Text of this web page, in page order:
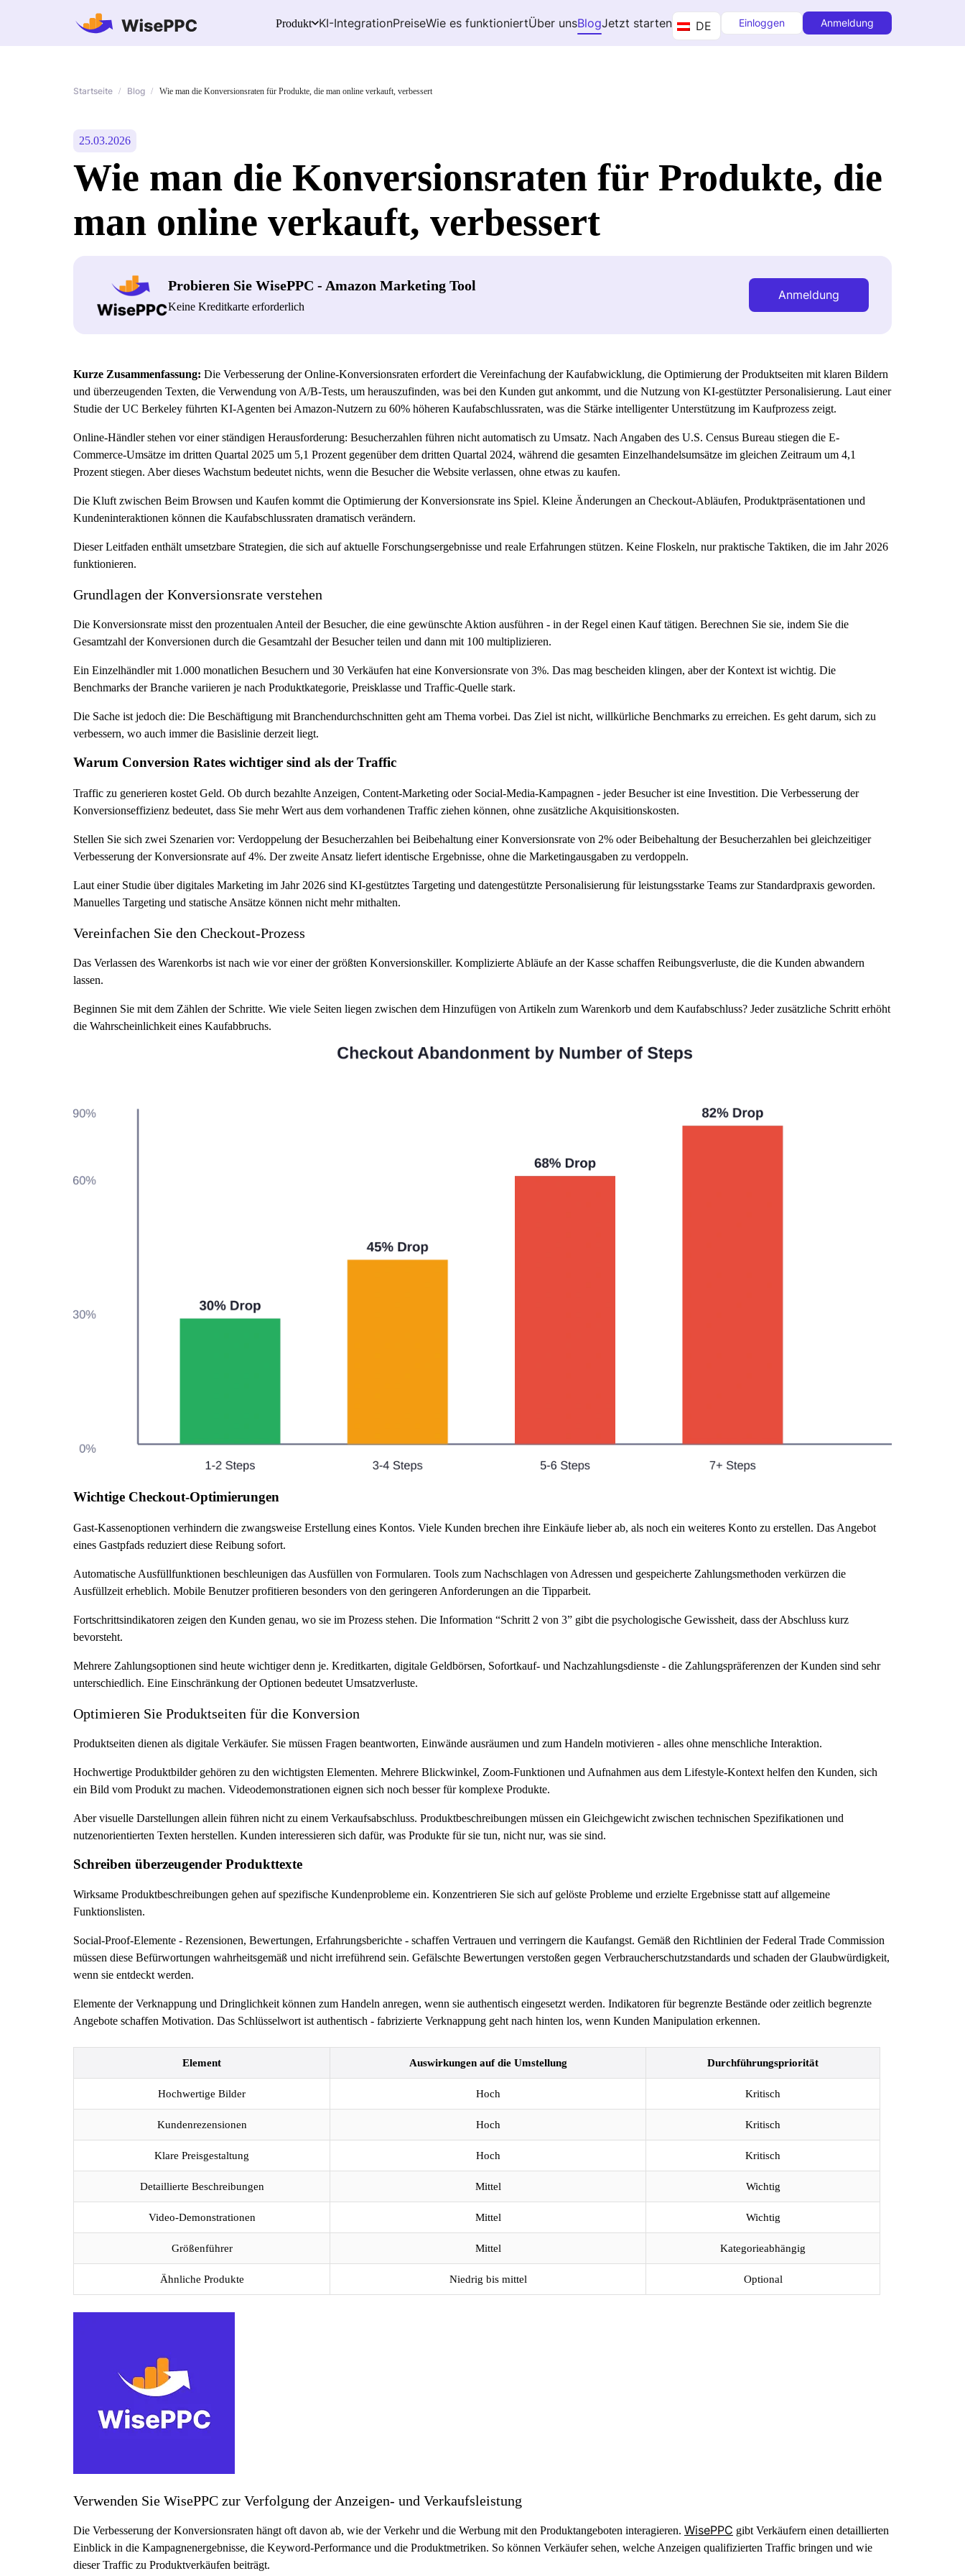
Produkt KI-IntegrationPreiseWie es funktioniertÜber unsBlogJetzt starten DE Einloggen Anmeldung
Startseite / Blog / Wie man die Konversionsraten für Produkte, die man online verkauft, verbessert
25.03.2026
Wie man die Konversionsraten für Produkte, die
man online verkauft, verbessert
Probieren Sie WisePPC - Amazon Marketing Tool
Keine Kreditkarte erforderlich
Anmeldung
Kurze Zusammenfassung: Die Verbesserung der Online-Konversionsraten erfordert die Vereinfachung der Kaufabwicklung, die Optimierung der Produktseiten mit klaren Bildern
und überzeugenden Texten, die Verwendung von A/B-Tests, um herauszufinden, was bei den Kunden gut ankommt, und die Nutzung von KI-gestützter Personalisierung. Laut einer
Studie der UC Berkeley führten KI-Agenten bei Amazon-Nutzern zu 60% höheren Kaufabschlussraten, was die Stärke intelligenter Unterstützung im Kaufprozess zeigt.
Online-Händler stehen vor einer ständigen Herausforderung: Besucherzahlen führen nicht automatisch zu Umsatz. Nach Angaben des U.S. Census Bureau stiegen die E-
Commerce-Umsätze im dritten Quartal 2025 um 5,1 Prozent gegenüber dem dritten Quartal 2024, während die gesamten Einzelhandelsumsätze im gleichen Zeitraum um 4,1
Prozent stiegen. Aber dieses Wachstum bedeutet nichts, wenn die Besucher die Website verlassen, ohne etwas zu kaufen.
Die Kluft zwischen Beim Browsen und Kaufen kommt die Optimierung der Konversionsrate ins Spiel. Kleine Änderungen an Checkout-Abläufen, Produktpräsentationen und
Kundeninteraktionen können die Kaufabschlussraten dramatisch verändern.
Dieser Leitfaden enthält umsetzbare Strategien, die sich auf aktuelle Forschungsergebnisse und reale Erfahrungen stützen. Keine Floskeln, nur praktische Taktiken, die im Jahr 2026
funktionieren.
Grundlagen der Konversionsrate verstehen
Die Konversionsrate misst den prozentualen Anteil der Besucher, die eine gewünschte Aktion ausführen - in der Regel einen Kauf tätigen. Berechnen Sie sie, indem Sie die
Gesamtzahl der Konversionen durch die Gesamtzahl der Besucher teilen und dann mit 100 multiplizieren.
Ein Einzelhändler mit 1.000 monatlichen Besuchern und 30 Verkäufen hat eine Konversionsrate von 3%. Das mag bescheiden klingen, aber der Kontext ist wichtig. Die
Benchmarks der Branche variieren je nach Produktkategorie, Preisklasse und Traffic-Quelle stark.
Die Sache ist jedoch die: Die Beschäftigung mit Branchendurchschnitten geht am Thema vorbei. Das Ziel ist nicht, willkürliche Benchmarks zu erreichen. Es geht darum, sich zu
verbessern, wo auch immer die Basislinie derzeit liegt.
Warum Conversion Rates wichtiger sind als der Traffic
Traffic zu generieren kostet Geld. Ob durch bezahlte Anzeigen, Content-Marketing oder Social-Media-Kampagnen - jeder Besucher ist eine Investition. Die Verbesserung der
Konversionseffizienz bedeutet, dass Sie mehr Wert aus dem vorhandenen Traffic ziehen können, ohne zusätzliche Akquisitionskosten.
Stellen Sie sich zwei Szenarien vor: Verdoppelung der Besucherzahlen bei Beibehaltung einer Konversionsrate von 2% oder Beibehaltung der Besucherzahlen bei gleichzeitiger
Verbesserung der Konversionsrate auf 4%. Der zweite Ansatz liefert identische Ergebnisse, ohne die Marketingausgaben zu verdoppeln.
Laut einer Studie über digitales Marketing im Jahr 2026 sind KI-gestütztes Targeting und datengestützte Personalisierung für leistungsstarke Teams zur Standardpraxis geworden.
Manuelles Targeting und statische Ansätze können nicht mehr mithalten.
Vereinfachen Sie den Checkout-Prozess
Das Verlassen des Warenkorbs ist nach wie vor einer der größten Konversionskiller. Komplizierte Abläufe an der Kasse schaffen Reibungsverluste, die die Kunden abwandern
lassen.
Beginnen Sie mit dem Zählen der Schritte. Wie viele Seiten liegen zwischen dem Hinzufügen von Artikeln zum Warenkorb und dem Kaufabschluss? Jeder zusätzliche Schritt erhöht
die Wahrscheinlichkeit eines Kaufabbruchs.
Wichtige Checkout-Optimierungen
Gast-Kassenoptionen verhindern die zwangsweise Erstellung eines Kontos. Viele Kunden brechen ihre Einkäufe lieber ab, als noch ein weiteres Konto zu erstellen. Das Angebot
eines Gastpfads reduziert diese Reibung sofort.
Automatische Ausfüllfunktionen beschleunigen das Ausfüllen von Formularen. Tools zum Nachschlagen von Adressen und gespeicherte Zahlungsmethoden verkürzen die
Ausfüllzeit erheblich. Mobile Benutzer profitieren besonders von den geringeren Anforderungen an die Tipparbeit.
Fortschrittsindikatoren zeigen den Kunden genau, wo sie im Prozess stehen. Die Information “Schritt 2 von 3” gibt die psychologische Gewissheit, dass der Abschluss kurz
bevorsteht.
Mehrere Zahlungsoptionen sind heute wichtiger denn je. Kreditkarten, digitale Geldbörsen, Sofortkauf- und Nachzahlungsdienste - die Zahlungspräferenzen der Kunden sind sehr
unterschiedlich. Eine Einschränkung der Optionen bedeutet Umsatzverluste.
Optimieren Sie Produktseiten für die Konversion
Produktseiten dienen als digitale Verkäufer. Sie müssen Fragen beantworten, Einwände ausräumen und zum Handeln motivieren - alles ohne menschliche Interaktion.
Hochwertige Produktbilder gehören zu den wichtigsten Elementen. Mehrere Blickwinkel, Zoom-Funktionen und Aufnahmen aus dem Lifestyle-Kontext helfen den Kunden, sich
ein Bild vom Produkt zu machen. Videodemonstrationen eignen sich noch besser für komplexe Produkte.
Aber visuelle Darstellungen allein führen nicht zu einem Verkaufsabschluss. Produktbeschreibungen müssen ein Gleichgewicht zwischen technischen Spezifikationen und
nutzenorientierten Texten herstellen. Kunden interessieren sich dafür, was Produkte für sie tun, nicht nur, was sie sind.
Schreiben überzeugender Produkttexte
Wirksame Produktbeschreibungen gehen auf spezifische Kundenprobleme ein. Konzentrieren Sie sich auf gelöste Probleme und erzielte Ergebnisse statt auf allgemeine
Funktionslisten.
Social-Proof-Elemente - Rezensionen, Bewertungen, Erfahrungsberichte - schaffen Vertrauen und verringern die Kaufangst. Gemäß den Richtlinien der Federal Trade Commission
müssen diese Befürwortungen wahrheitsgemäß und nicht irreführend sein. Gefälschte Bewertungen verstoßen gegen Verbraucherschutzstandards und schaden der Glaubwürdigkeit,
wenn sie entdeckt werden.
Elemente der Verknappung und Dringlichkeit können zum Handeln anregen, wenn sie authentisch eingesetzt werden. Indikatoren für begrenzte Bestände oder zeitlich begrenzte
Angebote schaffen Motivation. Das Schlüsselwort ist authentisch - fabrizierte Verknappung geht nach hinten los, wenn Kunden Manipulation erkennen.
Element Auswirkungen auf die Umstellung Durchführungspriorität
Hochwertige Bilder Hoch Kritisch
Kundenrezensionen Hoch Kritisch
Klare Preisgestaltung Hoch Kritisch
Detaillierte Beschreibungen Mittel Wichtig
Video-Demonstrationen Mittel Wichtig
Größenführer Mittel Kategorieabhängig
Ähnliche Produkte Niedrig bis mittel Optional
Verwenden Sie WisePPC zur Verfolgung der Anzeigen- und Verkaufsleistung
Die Verbesserung der Konversionsraten hängt oft davon ab, wie der Verkehr und die Werbung mit den Produktangeboten interagieren. WisePPC gibt Verkäufern einen detaillierten
Einblick in die Kampagnenergebnisse, die Keyword-Performance und die Produktmetriken. So können Verkäufer sehen, welche Anzeigen qualifizierten Traffic bringen und wie
dieser Traffic zu Produktverkäufen beiträgt.